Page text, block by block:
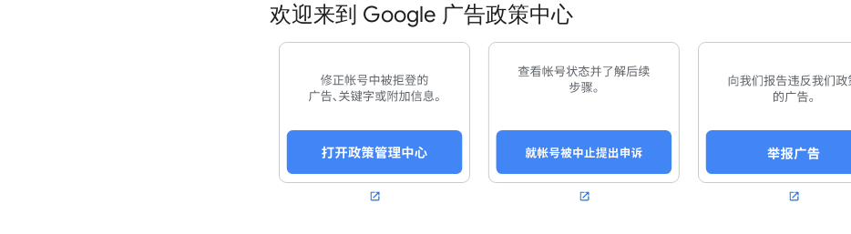
欢迎来到 Google 广告政策中心